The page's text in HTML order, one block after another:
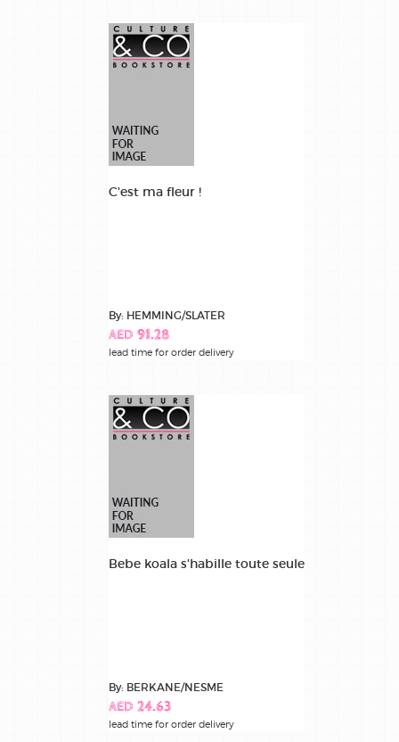
C'est ma fleur !
By: HEMMING/SLATER
AED 91.28
lead time for order delivery
Bebe koala s'habille toute seule
By: BERKANE/NESME
AED 24.63
lead time for order delivery